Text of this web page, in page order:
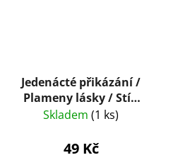
Jedenácté přikázání /
Plameny lásky / Stín
v písčinách / Dělej, že
Skladem (1 ks)
49 Kč